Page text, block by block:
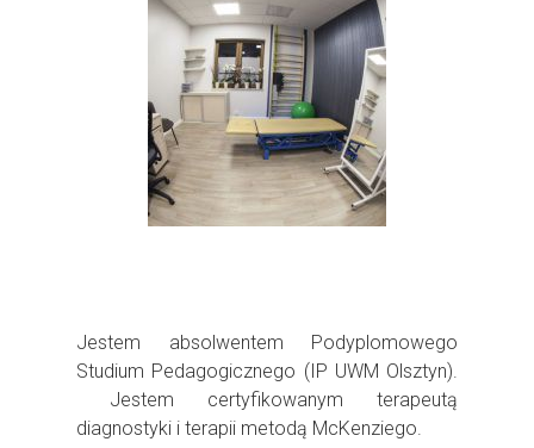
Jestem absolwentem Podyplomowego
Studium Pedagogicznego (IP UWM Olsztyn).
Jestem certyfikowanym terapeutą
diagnostyki i terapii metodą McKenziego.